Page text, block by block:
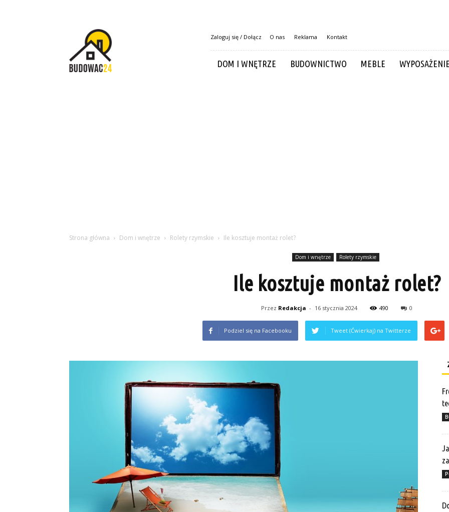
Budowac24.pl
Zaloguj się / Dołącz O nas Reklama Kontakt
DOM I WNĘTRZE BUDOWNICTWO MEBLE WYPOSAŻENIE
Strona główna Dom i wnętrze Rolety rzymskie Ile kosztuje montaż rolet?
Dom i wnętrze Rolety rzymskie
Ile kosztuje montaż rolet?
Przez Redakcja - 16 stycznia 2024 490 0
Podziel się na Facebooku Tweet (Ćwierkaj) na Twitterze